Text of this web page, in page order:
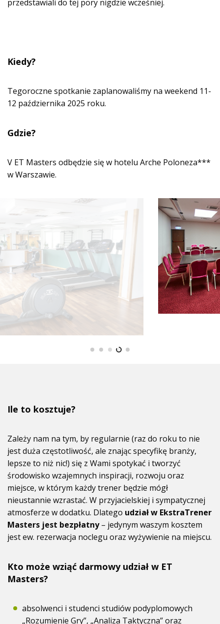
przedstawiali do tej pory nigdzie wcześniej.
Kiedy?
Tegoroczne spotkanie zaplanowaliśmy na weekend 11-
12 października 2025 roku.
Gdzie?
V ET Masters odbędzie się w hotelu Arche Poloneza***
w Warszawie.
Ile to kosztuje?
Zależy nam na tym, by regularnie (raz do roku to nie
jest duża częstotliwość, ale znając specyfikę branży,
lepsze to niż nic!) się z Wami spotykać i tworzyć
środowisko wzajemnych inspiracji, rozwoju oraz
miejsce, w którym każdy trener będzie mógł
nieustannie wzrastać. W przyjacielskiej i sympatycznej
atmosferze w dodatku. Dlatego udział w EkstraTrener
Masters jest bezpłatny– jedynym waszym kosztem
jest ew. rezerwacja noclegu oraz wyżywienie na miejscu.
Kto może wziąć darmowy udział w ET
Masters?
absolwenci i studenci studiów podyplomowych
„Rozumienie Gry”, „Analiza Taktyczna” oraz